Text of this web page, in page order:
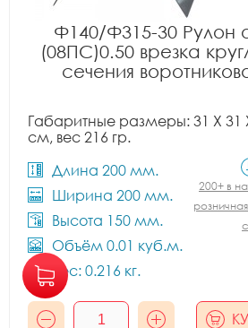
Ф140/Ф315-30 Рулон
(08ПС)0.50 врезка
сечения
Габаритные размеры: 31 X 31
см, вес 216 гр.
Длина 200 мм.
Ширина 200 мм.
Высота 150 мм.
Объём 0.01 куб.м.
Вес: 0.216 кг.
200+ в